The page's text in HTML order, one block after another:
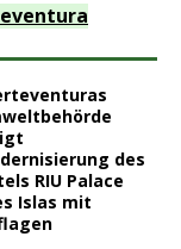
des
RIU Palace
Islas mit